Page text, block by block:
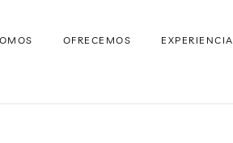
OFRECEMOS EXPERIENCIA